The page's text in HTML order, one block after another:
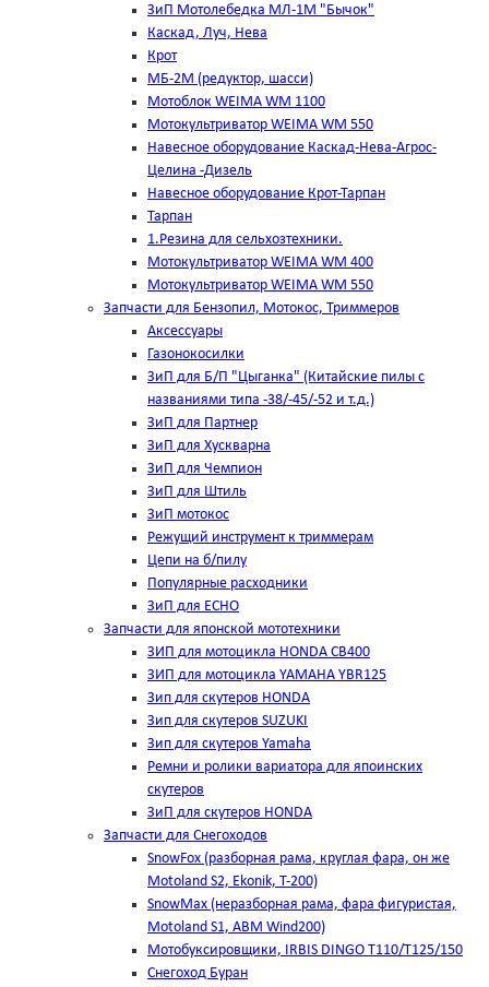
ЗиП Мотолебедка МЛ-1М "Бычок"
Каскад, Луч, Нева
Крот
МБ-2М (редуктор, шасси)
Мотоблок WEIMA WM 1100
Мотокультриватор WEIMA WM 550
Навесное оборудование Каскад-Нева-Агрос-
Целина -Дизель
Навесное оборудование Крот-Тарпан
Тарпан
1.Резина для сельхозтехники.
Мотокультриватор WEIMA WM 400
Мотокультриватор WEIMA WM 550
Запчасти для Бензопил, Мотокос, Триммеров
Аксессуары
Газонокосилки
ЗиП для Б/П "Цыганка" (Китайские пилы с
названиями типа -38/-45/-52 и т.д.)
ЗиП для Партнер
ЗиП для Хускварна
ЗиП для Чемпион
ЗиП для Штиль
ЗиП мотокос
Режущий инструмент к триммерам
Цепи на б/пилу
Популярные расходники
ЗиП для ЕСНО
Запчасти для японской мототехники
ЗИП для мотоцикла HONDA CB400
ЗИП для мотоцикла YAMAHA YBR125
Зип для скутеров HONDA
Зип для скутеров SUZUKI
Зип для скутеров Yamaha
Ремни и ролики вариатора для япоинских
скутеров
ЗиП для скутеров HONDA
Запчасти для Снегоходов
SnowFox (разборная рама, круглая фара, он же
Motoland S2, Ekonik, T-200)
SnowMax (неразборная рама, фара фигуристая,
Motoland S1, ABM Wind200)
Мотобуксировщики, IRBIS DINGO Т110/Т125/150
Снегоход Буран